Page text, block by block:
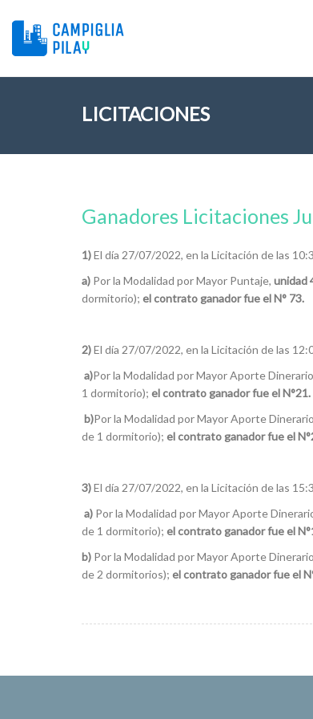
LICITACIONES
Ganadores Licitaciones
1)El día 27/07/2022, en la Licitación de las
a) Por la Modalidad por Mayor Puntaje, unidad
dormitorio); el contrato ganador fue el N° 73.
2)El día 27/07/2022, en la Licitación de las
a)Por la Modalidad por Mayor Aporte
1 dormitorio); el contrato ganador fue el N°21.
b)Por la Modalidad por Mayor Aporte
de 1 dormitorio); el contrato ganador fue el
3)El día 27/07/2022, en la Licitación de las
a) Por la Modalidad por Mayor Aporte
de 1 dormitorio); el contrato ganador fue el
b) Por la Modalidad por Mayor Aporte
de 2 dormitorios); el contrato ganador fue el